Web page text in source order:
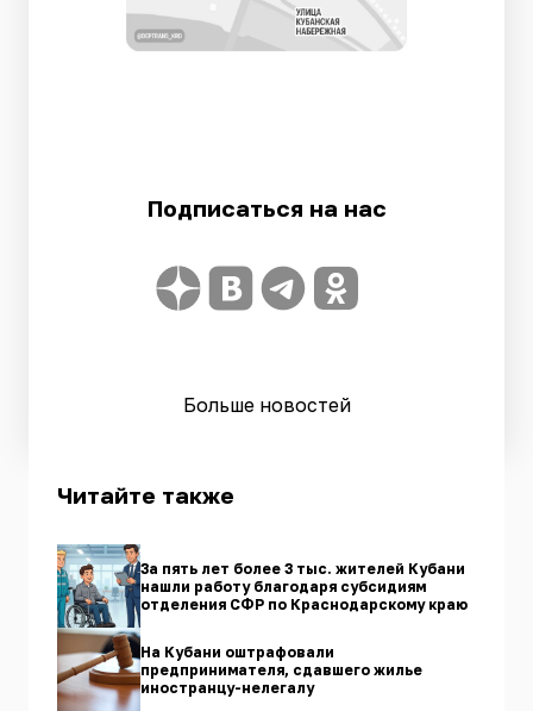
Подписаться на нас
Больше новостей
Читайте также
За пять лет более 3 тыс. жителей Кубани
нашли работу благодаря субсидиям
отделения СФР по Краснодарскому краю
На Кубани оштрафовали
предпринимателя, сдавшего жилье
иностранцу-нелегалу